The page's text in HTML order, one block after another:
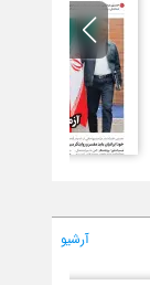
آرشیو